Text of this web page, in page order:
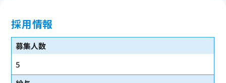
採用情報
募集人数
5